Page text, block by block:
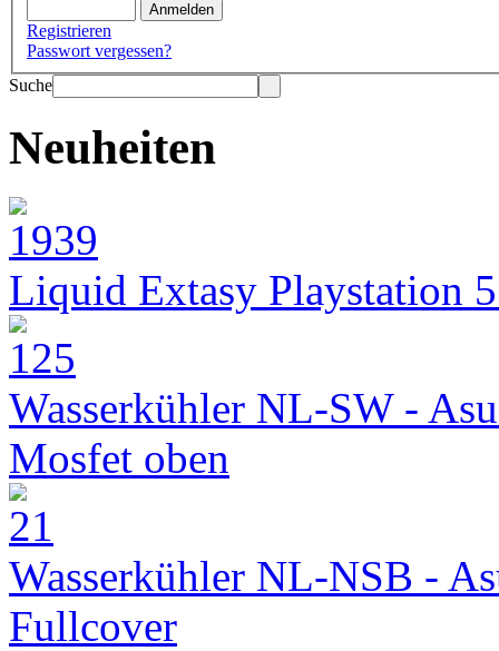
Registrieren
Passwort vergessen?
Suche
Neuheiten
Liquid Extasy Playstation
Wasserkühler NL-SW -
Mosfet oben
Wasserkühler NL-NSB -
Fullcover